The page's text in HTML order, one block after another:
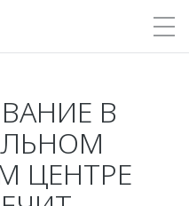
В
ЦЕНТРЕ